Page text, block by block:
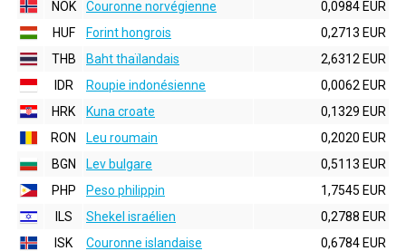
NOK
Couronne norvégienne
0,0984 EUR
HUF
Forint hongrois
0,2713 EUR
THB
Baht thaïlandais
2,6312 EUR
IDR
Roupie indonésienne
0,0062 EUR
HRK
Kuna croate
0,1329 EUR
RON
Leu roumain
0,2020 EUR
BGN
Lev bulgare
0,5113 EUR
PHP
Peso philippin
1,7545 EUR
ILS
Shekel israélien
0,2788 EUR
ISK
Couronne islandaise
0,6784 EUR